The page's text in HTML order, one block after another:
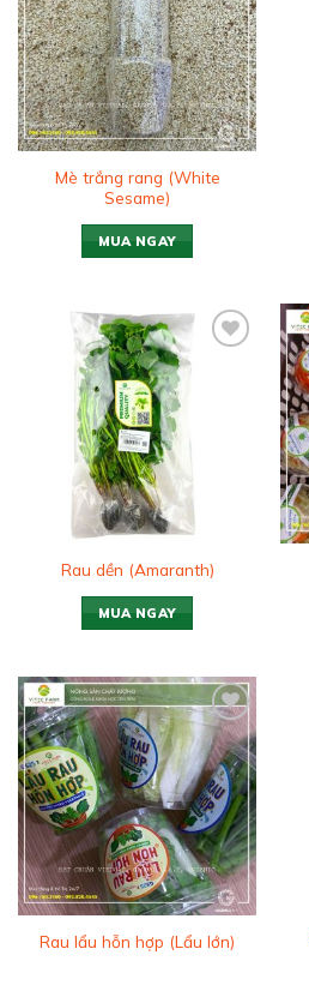
Mè trắng rang (White
Sesame)
MUA NGAY
Rau dền (Amaranth)
MUA NGAY
Add to
wishlist
Rau lẩu hỗn hợp (Lẩu lớn)